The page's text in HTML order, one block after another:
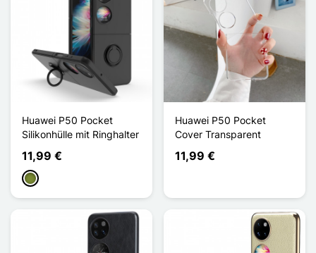
Huawei P50 Pocket
Silikonhülle mit Ringhalter
11,99 €
Khaki
Huawei P50 Pocket
Cover Transparent
11,99 €